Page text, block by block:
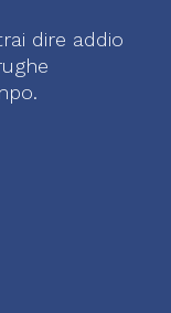
dire addio